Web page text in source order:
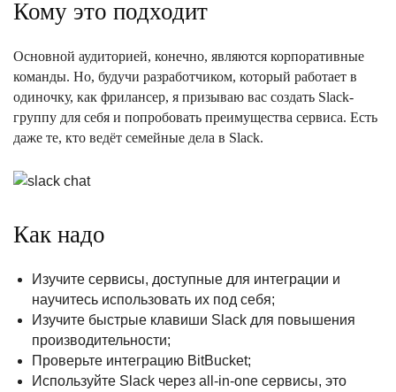
Кому это подходит
Основной аудиторией, конечно, являются корпоративные
команды. Но, будучи разработчиком, который работает в
одиночку, как фрилансер, я призываю вас создать Slack-
группу для себя и попробовать преимущества сервиса. Есть
даже те, кто ведёт семейные дела в Slack.
Как надо
Изучите сервисы, доступные для интеграции и
научитесь использовать их под себя;
Изучите быстрые клавиши Slack для повышения
производительности;
Проверьте интеграцию BitBucket;
Используйте Slack через all-in-one сервисы, это